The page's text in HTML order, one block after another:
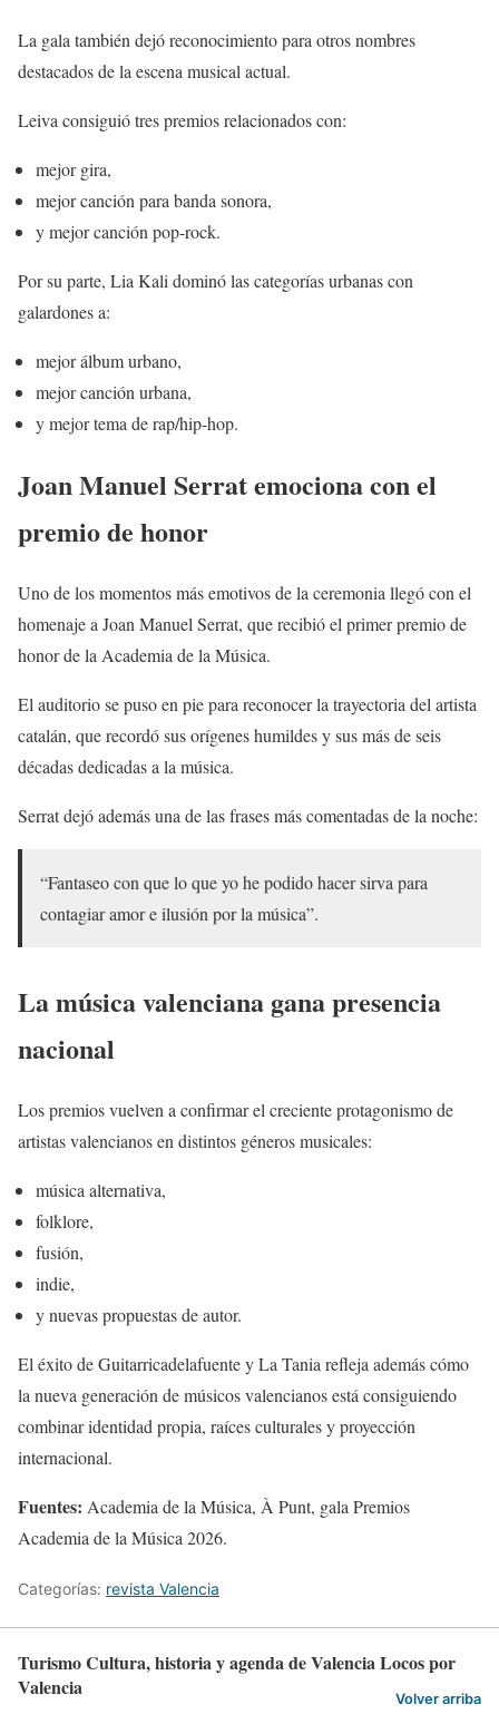
La gala también dejó reconocimiento para otros nombres
destacados de la escena musical actual.
Leiva consiguió tres premios relacionados con:
mejor gira,
mejor canción para banda sonora,
y mejor canción pop-rock.
Por su parte, Lia Kali dominó las categorías urbanas con
galardones a:
mejor álbum urbano,
mejor canción urbana,
y mejor tema de rap/hip-hop.
Joan Manuel Serrat emociona con el
premio de honor
Uno de los momentos más emotivos de la ceremonia llegó con el
homenaje a Joan Manuel Serrat, que recibió el primer premio de
honor de la Academia de la Música.
El auditorio se puso en pie para reconocer la trayectoria del artista
catalán, que recordó sus orígenes humildes y sus más de seis
décadas dedicadas a la música.
Serrat dejó además una de las frases más comentadas de la noche:
“Fantaseo con que lo que yo he podido hacer sirva para
contagiar amor e ilusión por la música”.
La música valenciana gana presencia
nacional
Los premios vuelven a confirmar el creciente protagonismo de
artistas valencianos en distintos géneros musicales:
música alternativa,
folklore,
fusión,
indie,
y nuevas propuestas de autor.
El éxito de Guitarricadelafuente y La Tania refleja además cómo
la nueva generación de músicos valencianos está consiguiendo
combinar identidad propia, raíces culturales y proyección
internacional.
Fuentes: Academia de la Música, À Punt, gala Premios
Academia de la Música 2026.
Categorías: revista Valencia
Turismo Cultura, historia y agenda de Valencia Locos por
Valencia
Volver arriba